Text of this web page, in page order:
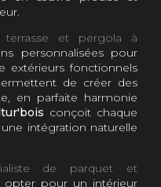
terrasse et pergola à
personnalisées pour
extérieurs fonctionnels
de créer des
en parfaite harmonie
conçoit chaque
intégration naturelle
de parquet et
opter pour un intérieur